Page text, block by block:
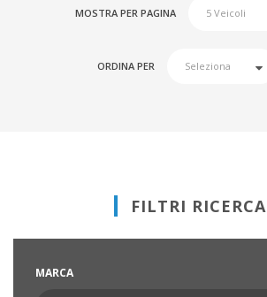
MOSTRA PER PAGINA
ORDINA PER
FILTRI RICERCA
MARCA